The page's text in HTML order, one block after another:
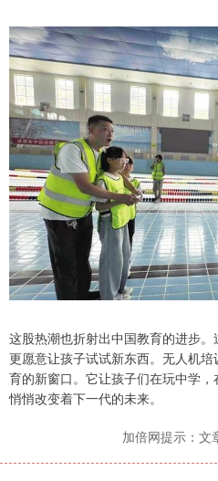
这股热潮也折射出中国教育的进步
更愿意让孩子试试新东西。无人机
育的新窗口。它让孩子们在玩中学
悄悄改变着下一代的未来。
加倍网提示：文